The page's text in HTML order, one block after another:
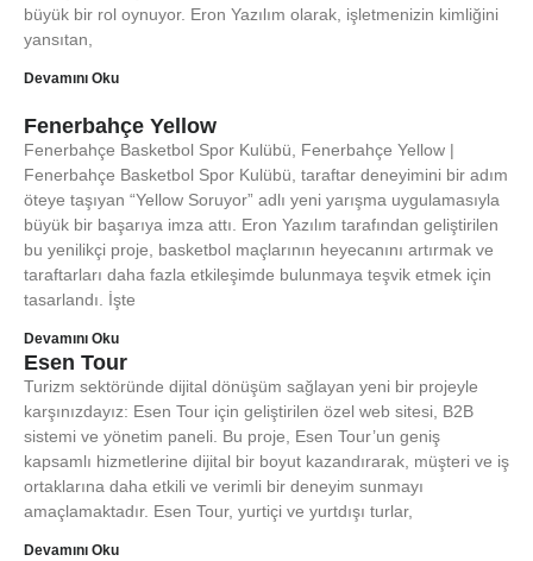
büyük bir rol oynuyor. Eron Yazılım olarak, işletmenizin kimliğini
yansıtan,
Devamını Oku
Fenerbahçe Yellow
Fenerbahçe Basketbol Spor Kulübü, Fenerbahçe Yellow |
Fenerbahçe Basketbol Spor Kulübü, taraftar deneyimini bir adım
öteye taşıyan “Yellow Soruyor” adlı yeni yarışma uygulamasıyla
büyük bir başarıya imza attı. Eron Yazılım tarafından geliştirilen
bu yenilikçi proje, basketbol maçlarının heyecanını artırmak ve
taraftarları daha fazla etkileşimde bulunmaya teşvik etmek için
tasarlandı. İşte
Devamını Oku
Esen Tour
Turizm sektöründe dijital dönüşüm sağlayan yeni bir projeyle
karşınızdayız: Esen Tour için geliştirilen özel web sitesi, B2B
sistemi ve yönetim paneli. Bu proje, Esen Tour’un geniş
kapsamlı hizmetlerine dijital bir boyut kazandırarak, müşteri ve iş
ortaklarına daha etkili ve verimli bir deneyim sunmayı
amaçlamaktadır. Esen Tour, yurtiçi ve yurtdışı turlar,
Devamını Oku